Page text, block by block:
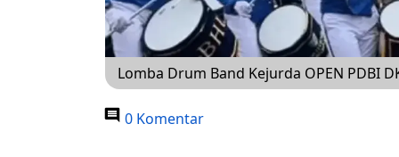
Lomba Drum Band Kejurda OPEN PDBI
0 Komentar